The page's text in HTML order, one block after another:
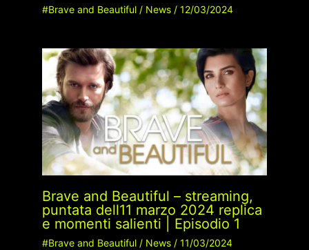
#Brave and Beautiful/ News/ 12/03/2024
Brave and Beautiful – streaming,
puntata dell11 marzo 2024 replica
e momenti salienti | Episodio 1
#Brave and Beautiful/ News/ 11/03/2024